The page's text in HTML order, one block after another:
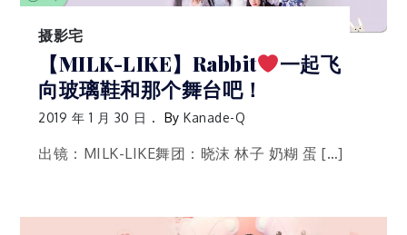
摄影宅
【MILK-LIKE】Rabbit
一起飞
向玻璃鞋和那个舞台吧！
2019 年 1 月 30 日 ByKanade-Q
出镜：MILK-LIKE舞团：晓沫 林子 奶糊 蛋 […]